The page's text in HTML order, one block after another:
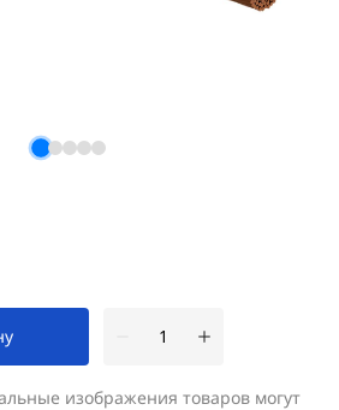
изображения товаров могут